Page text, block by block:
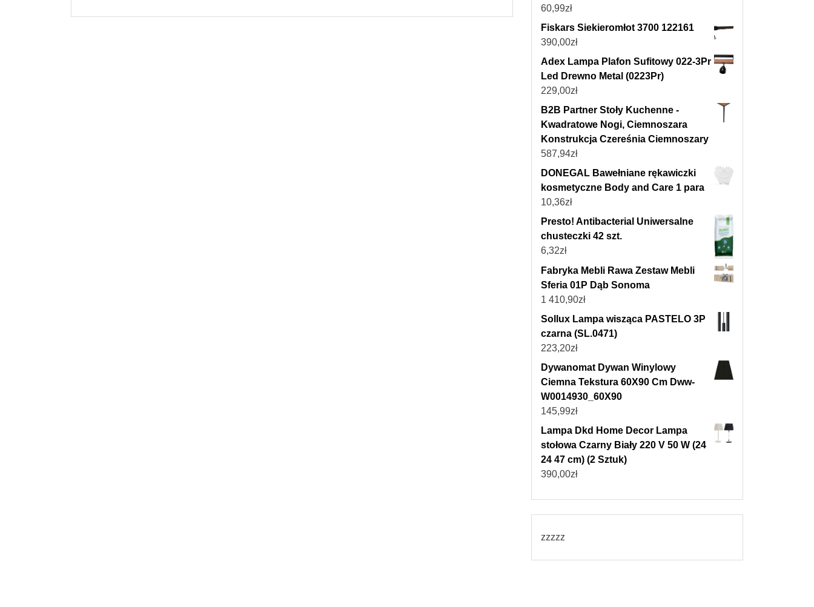
60,99zł
Fiskars Siekieromłot 3700 122161
390,00zł
Adex Lampa Plafon Sufitowy 022-3Pr
Led Drewno Metal (0223Pr)
229,00zł
B2B Partner Stoły Kuchenne -
Kwadratowe Nogi, Ciemnoszara
Konstrukcja Czereśnia Ciemnoszary
587,94zł
DONEGAL Bawełniane rękawiczki
kosmetyczne Body and Care 1 para
10,36zł
Presto! Antibacterial Uniwersalne
chusteczki 42 szt.
6,32zł
Fabryka Mebli Rawa Zestaw Mebli
Sferia 01P Dąb Sonoma
1 410,90zł
Sollux Lampa wisząca PASTELO 3P
czarna (SL.0471)
223,20zł
Dywanomat Dywan Winylowy
Ciemna Tekstura 60X90 Cm Dww-
W0014930_60X90
145,99zł
Lampa Dkd Home Decor Lampa
stołowa Czarny Biały 220 V 50 W (24
24 47 cm) (2 Sztuk)
390,00zł
zzzzz